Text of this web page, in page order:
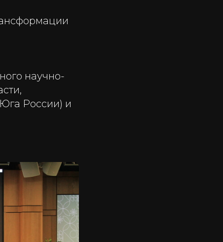
научно-
России) и